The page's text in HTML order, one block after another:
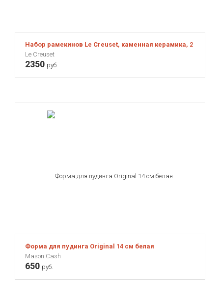
Набор рамекинов Le Creuset, каменная керамика, 2 шт.,
Le Creuset
2350 руб.
Форма для пудинга Original 14 см белая
Mason Cash
650 руб.